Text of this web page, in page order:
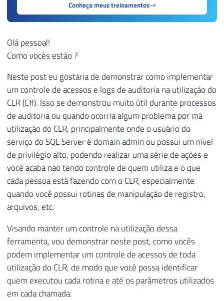
Conheça meus treinamentos
Olá pessoal!
Como vocês estão ?
Neste post eu gostaria de demonstrar como implementar
um controle de acessos e logs de auditoria na utilização do
CLR (C#). Isso se demonstrou muito útil durante processos
de auditoria ou quando ocorria algum problema por má
utilização do CLR, principalmente onde o usuário do
serviço do SQL Server é domain admin ou possui um nível
de privilégio alto, podendo realizar uma série de ações e
você acaba não tendo controle de quem utiliza e o que
cada pessoa está fazendo com o CLR, especialmente
quando você possui rotinas de manipulação de registro,
arquivos, etc.
Visando manter um controle na utilização dessa
ferramenta, vou demonstrar neste post, como vocês
podem implementar um controle de acessos de toda
utilização do CLR, de modo que você possa identificar
quem executou cada rotina e até os parâmetros utilizados
em cada chamada.